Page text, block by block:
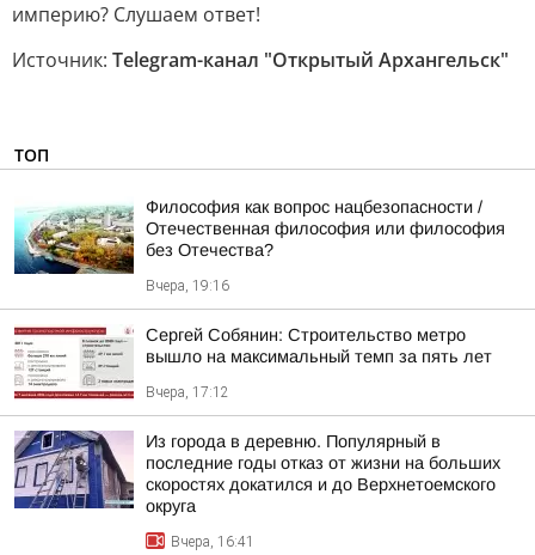
империю? Слушаем ответ!
Источник: Telegram-канал "Открытый Архангельск"
ТОП
Философия как вопрос нацбезопасности /
Отечественная философия или философия
без Отечества?
Вчера, 19:16
Сергей Собянин: Строительство метро
вышло на максимальный темп за пять лет
Вчера, 17:12
Из города в деревню. Популярный в
последние годы отказ от жизни на больших
скоростях докатился и до Верхнетоемского
округа
Вчера, 16:41